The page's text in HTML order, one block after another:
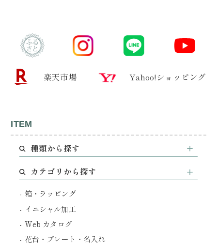
楽天市場 Yahoo!ショッピング
ITEM
種類から探す
カテゴリから探す
箱・ラッピング
イニシャル加工
Web カタログ
花台・プレート・名入れ